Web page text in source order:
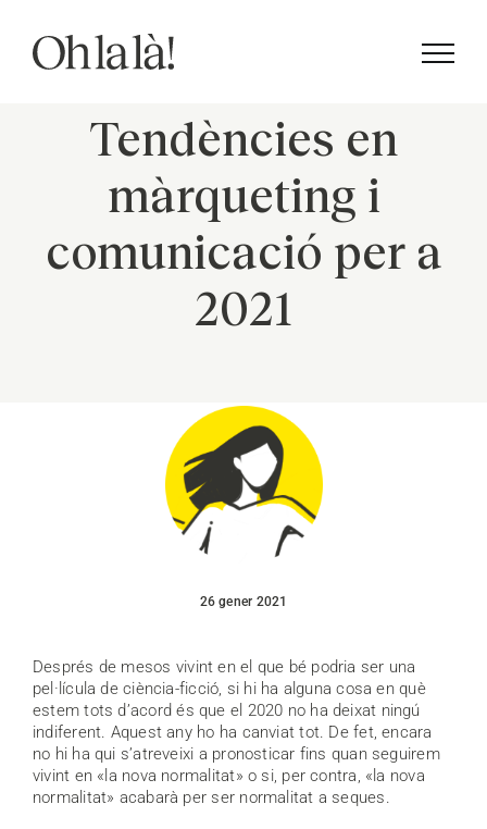
content
Tendències en
màrqueting i
comunicació per a
2021
26 gener 2021
Després de mesos vivint en el que bé podria ser una
pel·lícula de ciència-ficció, si hi ha alguna cosa en què
estem tots d’acord és que el 2020 no ha deixat ningú
indiferent. Aquest any ho ha canviat tot. De fet, encara
no hi ha qui s’atreveixi a pronosticar fins quan seguirem
vivint en «la nova normalitat» o si, per contra, «la nova
normalitat» acabarà per ser normalitat a seques.